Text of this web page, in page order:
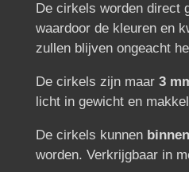
De cirkels worden direct
waardoor de kleuren en
zullen blijven ongeacht
De cirkels zijn maar 3
licht in gewicht en
De cirkels kunnen
worden. Verkrijgbaar in